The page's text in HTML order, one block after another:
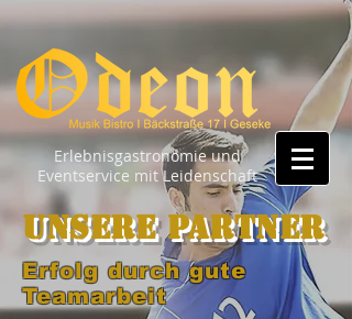
Erlebnisgastronomie und
Eventservice mit Leidenschaft
Unsere Partner
Erfolg durch gute
Teamarbeit